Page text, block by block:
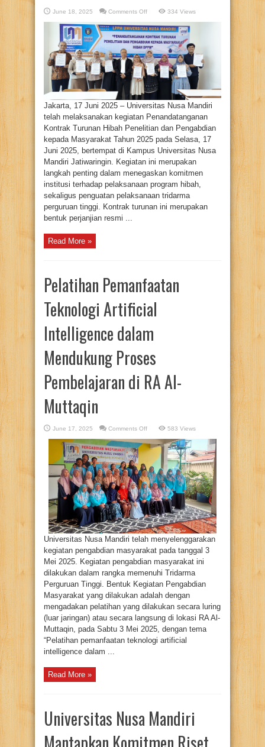
June 18, 2025 Comments Offon
Nusa
Mandiri
Teken
Kontrak
Turunan
Hibah
Tahun
2025,
Tegaskan
Komitmen
Riset
dan
Pengabdian
Dosen
334 Views
Jakarta, 17 Juni 2025 – Universitas Nusa Mandiri
telah melaksanakan kegiatan Penandatanganan
Kontrak Turunan Hibah Penelitian dan Pengabdian
kepada Masyarakat Tahun 2025 pada Selasa, 17
Juni 2025, bertempat di Kampus Universitas Nusa
Mandiri Jatiwaringin. Kegiatan ini merupakan
langkah penting dalam menegaskan komitmen
institusi terhadap pelaksanaan program hibah,
sekaligus penguatan pelaksanaan tridarma
perguruan tinggi. Kontrak turunan ini merupakan
bentuk perjanjian resmi ...
Read More »
Pelatihan Pemanfaatan
Teknologi Artificial
Intelligence dalam
Mendukung Proses
Pembelajaran di RA Al-
Muttaqin
June 17, 2025 Comments Offon
Pemanfaatan
Teknologi
Artificial
Intelligence
dalam
Mendukung
Proses
Pembelajaran
di
RA
Al-
Muttaqin
583 Views
Universitas Nusa Mandiri telah menyelenggarakan
kegiatan pengabdian masyarakat pada tanggal 3
Mei 2025. Kegiatan pengabdian masyarakat ini
dilakukan dalam rangka memenuhi Tridarma
Perguruan Tinggi. Bentuk Kegiatan Pengabdian
Masyarakat yang dilakukan adalah dengan
mengadakan pelatihan yang dilakukan secara luring
(luar jaringan) atau secara langsung di lokasi RA Al-
Muttaqin, pada Sabtu 3 Mei 2025, dengan tema
“Pelatihan pemanfaatan teknologi artificial
intelligence dalam ...
Read More »
Universitas Nusa Mandiri